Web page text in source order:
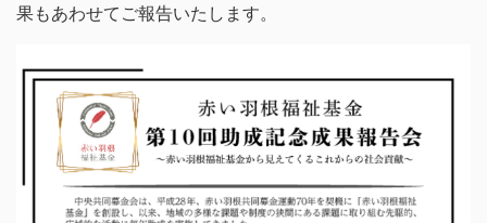
果もあわせてご報告いたします。